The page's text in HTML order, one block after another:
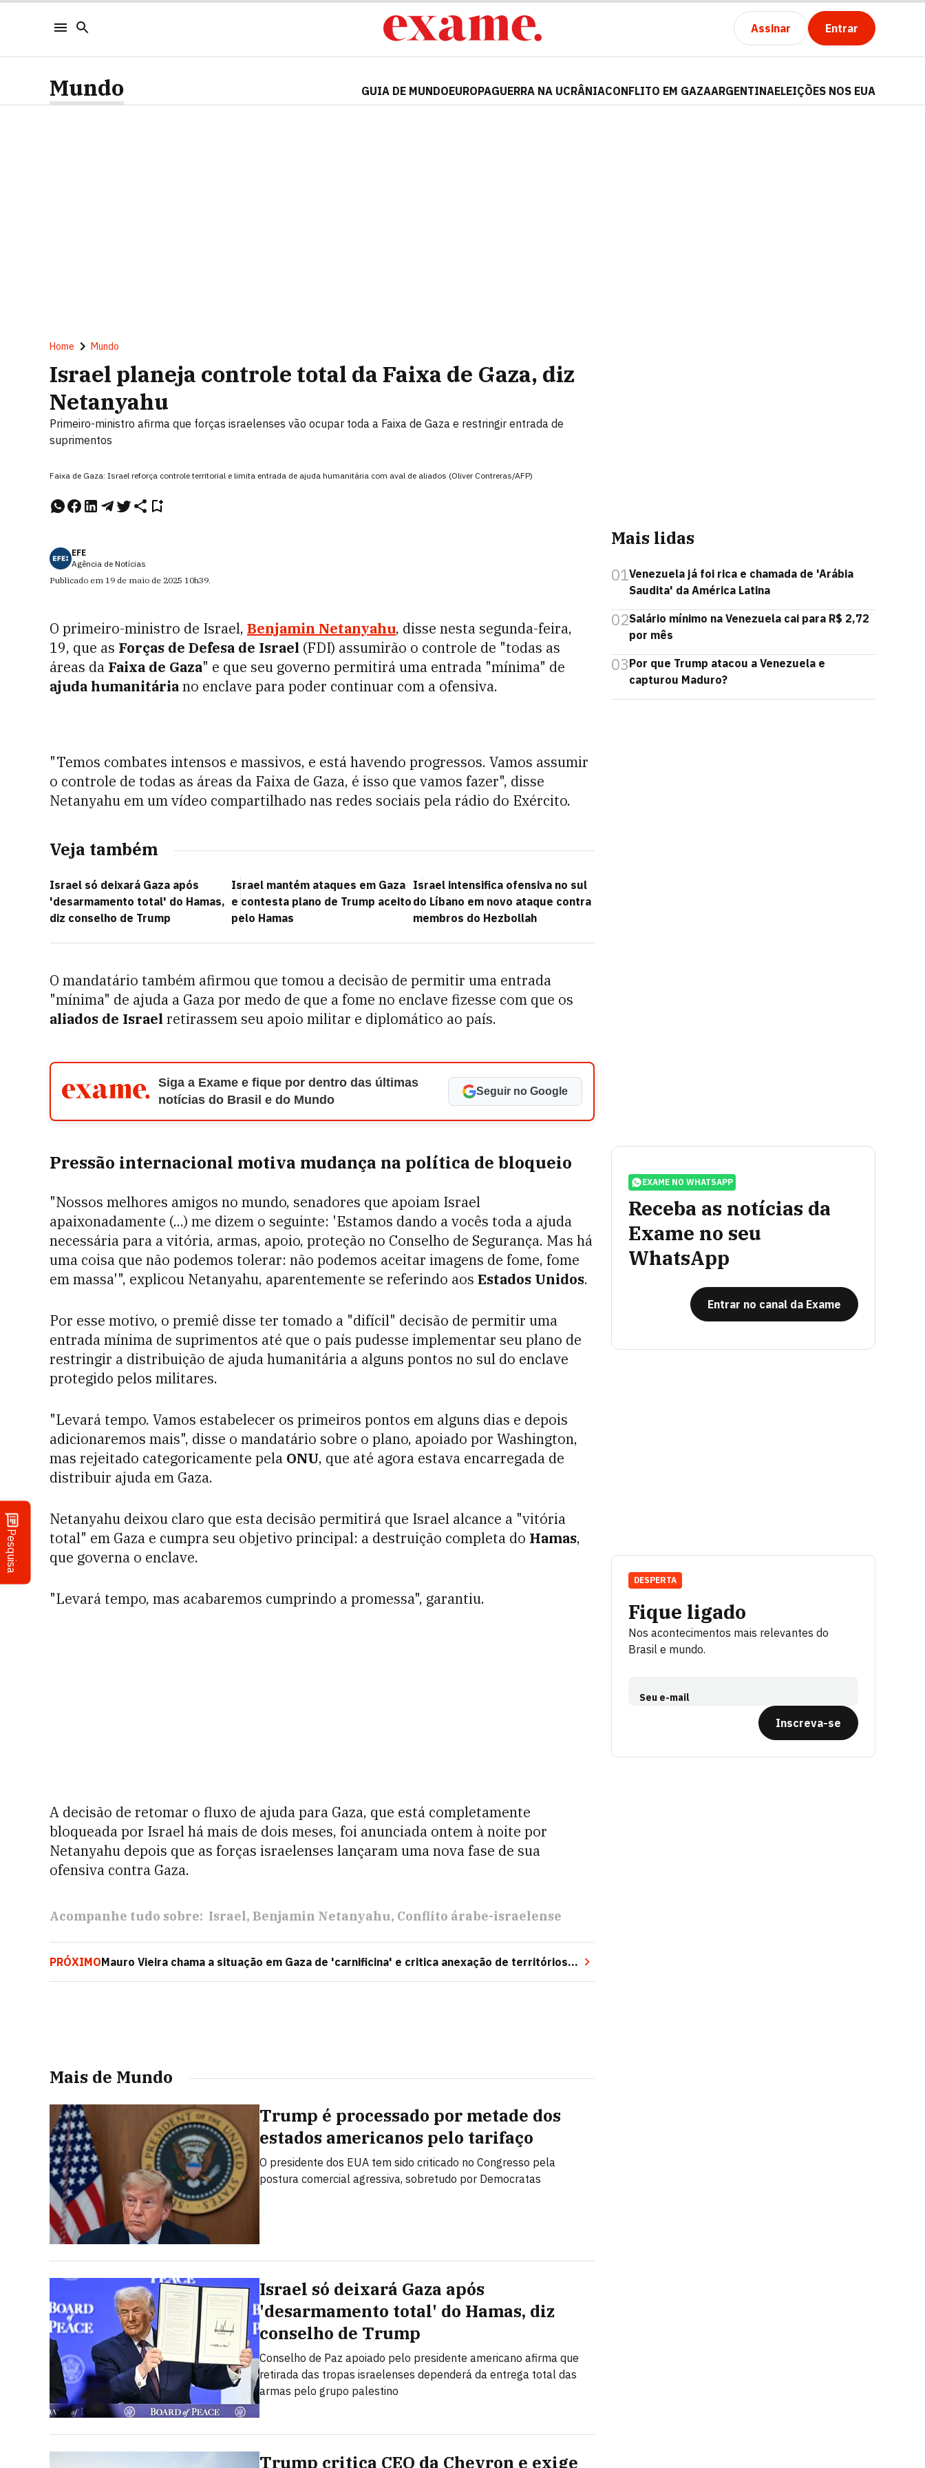
Assinar Entrar
Pesquisa
Mundo GUIA DE MUNDOEUROPAGUERRA NA UCRÂNIACONFLITO EM GAZAARGENTINAELEIÇÕES NOS EUA
Home Mundo
Israel planeja controle total da Faixa de Gaza, diz
Netanyahu
Primeiro-ministro afirma que forças israelenses vão ocupar toda a Faixa de Gaza e restringir entrada de
suprimentos
Faixa de Gaza: Israel reforça controle territorial e limita entrada de ajuda humanitária com aval de aliados (Oliver Contreras/AFP)
EFE
Agência de Notícias
Publicado em 19 de maio de 2025 10h39.
O primeiro-ministro de Israel, Benjamin Netanyahu, disse nesta segunda-feira,
19, que as Forças de Defesa de Israel (FDI) assumirão o controle de "todas as
áreas da Faixa de Gaza" e que seu governo permitirá uma entrada "mínima" de
ajuda humanitáriano enclave para poder continuar com a ofensiva.
"Temos combates intensos e massivos, e está havendo progressos. Vamos assumir
o controle de todas as áreas da Faixa de Gaza, é isso que vamos fazer", disse
Netanyahu em um vídeo compartilhado nas redes sociais pela rádio do Exército.
Veja também
Israel só deixará Gaza após
'desarmamento total' do Hamas,
diz conselho de Trump
Israel mantém ataques em Gaza
e contesta plano de Trump aceito
pelo Hamas
Israel intensifica ofensiva no sul
do Líbano em novo ataque contra
membros do Hezbollah
O mandatário também afirmou que tomou a decisão de permitir uma entrada
"mínima" de ajuda a Gaza por medo de que a fome no enclave fizesse com que os
aliados de Israel retirassem seu apoio militar e diplomático ao país.
Siga a Exame e fique por dentro das últimas
notícias do Brasil e do Mundo
Seguir no Google
Pressão internacional motiva mudança na política de bloqueio
"Nossos melhores amigos no mundo, senadores que apoiam Israel
apaixonadamente (...) me dizem o seguinte: 'Estamos dando a vocês toda a ajuda
necessária para a vitória, armas, apoio, proteção no Conselho de Segurança. Mas há
uma coisa que não podemos tolerar: não podemos aceitar imagens de fome, fome
em massa'", explicou Netanyahu, aparentemente se referindo aos Estados Unidos.
Por esse motivo, o premiê disse ter tomado a "difícil" decisão de permitir uma
entrada mínima de suprimentos até que o país pudesse implementar seu plano de
restringir a distribuição de ajuda humanitária a alguns pontos no sul do enclave
protegido pelos militares.
"Levará tempo. Vamos estabelecer os primeiros pontos em alguns dias e depois
adicionaremos mais", disse o mandatário sobre o plano, apoiado por Washington,
mas rejeitado categoricamente pela ONU, que até agora estava encarregada de
distribuir ajuda em Gaza.
Netanyahu deixou claro que esta decisão permitirá que Israel alcance a "vitória
total" em Gaza e cumpra seu objetivo principal: a destruição completa do Hamas,
que governa o enclave.
"Levará tempo, mas acabaremos cumprindo a promessa", garantiu.
A decisão de retomar o fluxo de ajuda para Gaza, que está completamente
bloqueada por Israel há mais de dois meses, foi anunciada ontem à noite por
Netanyahu depois que as forças israelenses lançaram uma nova fase de sua
ofensiva contra Gaza.
Acompanhe tudo sobre: Israel Benjamin Netanyahu Conflito árabe-israelense
PRÓXIMOMauro Vieira chama a situação em Gaza de 'carnificina' e critica anexação de territórios
palestinos
Mais de Mundo
Trump é processado por metade dos
estados americanos pelo tarifaço
O presidente dos EUA tem sido criticado no Congresso pela
postura comercial agressiva, sobretudo por Democratas
Israel só deixará Gaza após
'desarmamento total' do Hamas, diz
conselho de Trump
Conselho de Paz apoiado pelo presidente americano afirma que
retirada das tropas israelenses dependerá da entrega total das
armas pelo grupo palestino
Trump critica CEO da Chevron e exige
Mais lidas
01Venezuela já foi rica e chamada de 'Arábia
Saudita' da América Latina
02Salário mínimo na Venezuela cai para R$ 2,72
por mês
03Por que Trump atacou a Venezuela e
capturou Maduro?
EXAME NO WHATSAPP
Receba as notícias da
Exame no seu
WhatsApp
Entrar no canal da Exame
Fique ligado
Nos acontecimentos mais relevantes do
Brasil e mundo.
Seu e-mail
Inscreva-se
DESPERTA